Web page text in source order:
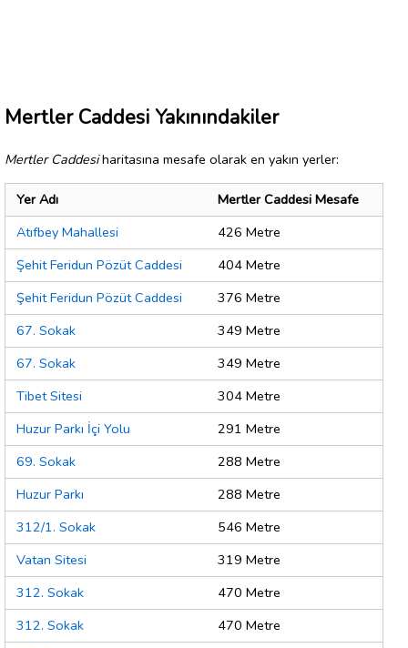
Mertler Caddesi Yakınındakiler
Mertler Caddesiharitasına mesafe olarak en yakın yerler:
Yer Adı
Mertler Caddesi Mesafe
Atıfbey Mahallesi
426 Metre
Şehit Feridun Pözüt Caddesi
404 Metre
Şehit Feridun Pözüt Caddesi
376 Metre
67. Sokak
349 Metre
67. Sokak
349 Metre
Tibet Sitesi
304 Metre
Huzur Parkı İçi Yolu
291 Metre
69. Sokak
288 Metre
Huzur Parkı
288 Metre
312/1. Sokak
546 Metre
Vatan Sitesi
319 Metre
312. Sokak
470 Metre
312. Sokak
470 Metre